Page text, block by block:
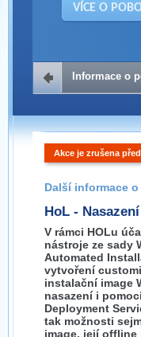
VÍCE O
Pokud máte
prosím
Informace o
Akce je zrušena
Další informace o
HoL -
V rámci HOLu
nástroje ze sady
Automated
vytvoření
instalační image
nasazení i
Deployment
tak možnosti
image, její offline